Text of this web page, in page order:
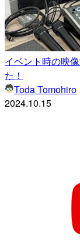
イベント時の映
た！
Toda Tomohiro
2024.10.15